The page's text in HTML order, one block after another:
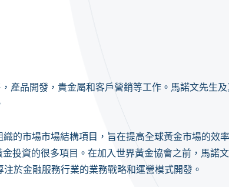
產品開發，貴金屬和客戶營銷等工作。馬諾文先生及
的市場市場結構項目，旨在提高全球黃金市場的效
投資的很多項目。在加入世界黃金協會之前，馬諾
於金融服務行業的業務戰略和運營模式開發。